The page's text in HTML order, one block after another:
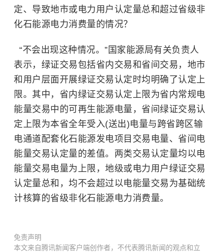
定、导致地市或电力用户认定量总和超过省级非
化石能源电力消费量的情况？
“不会出现这种情况。”国家能源局有关负责人
表示，绿证交易包括省内交易和省间交易，地市
和用户层面开展绿证交易认定时均明确了认定上
限。其中，省内绿证交易认定上限为省内常规电
能量交易中的可再生能源电量，省间绿证交易认
定上限为本省全年受入(送出)电量与跨省跨区输
电通道配套化石能源发电项目交易电量、省间电
能量交易认定量的差值。两类交易认定量均以电
能量交易电量为上限，地级或电力用户绿证交易
认定量总和，均不会超过以电能量交易为基础统
计核算的省级非化石能源电力消费量。
免责声明
本文来自腾讯新闻客户端创作者，不代表腾讯新闻的观点和立